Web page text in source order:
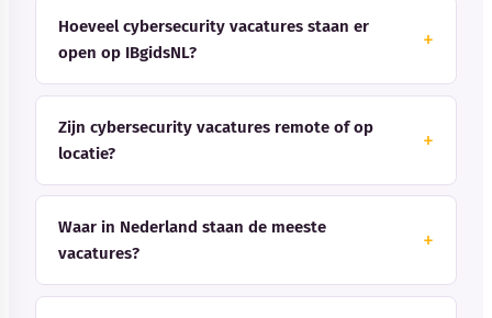
Hoeveel cybersecurity vacatures staan er
open op IBgidsNL?
Zijn cybersecurity vacatures remote of op
locatie?
Waar in Nederland staan de meeste
vacatures?